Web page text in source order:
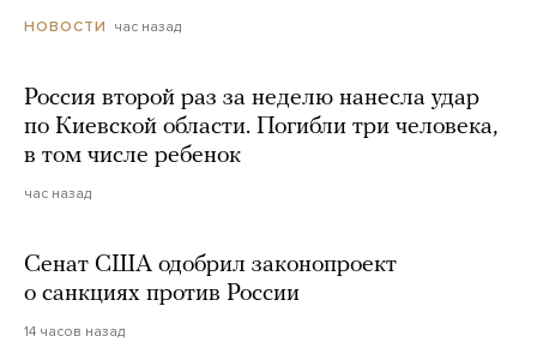
НОВОСТИ час назад
Россия второй раз за неделю нанесла удар
по Киевской области. Погибли три человека,
в том числе ребенок
час назад
Сенат США одобрил законопроект
о санкциях против России
14 часов назад